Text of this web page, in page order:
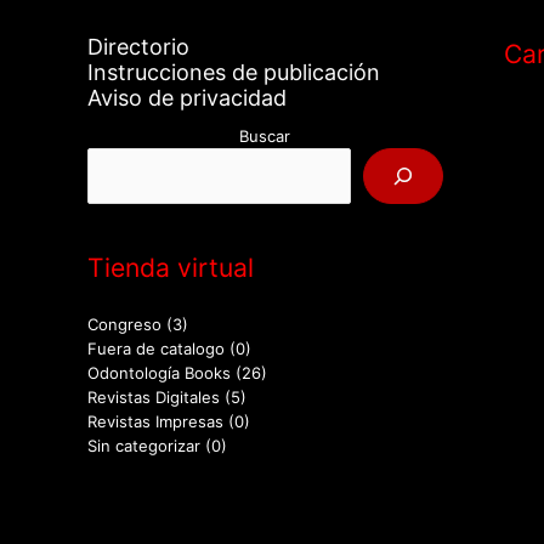
Directorio
Instrucciones de publicación
Aviso de privacidad
Buscar
Tienda virtual
Congreso (3)
Fuera de catalogo (0)
Odontología Books (26)
Revistas Digitales (5)
Revistas Impresas (0)
Sin categorizar (0)